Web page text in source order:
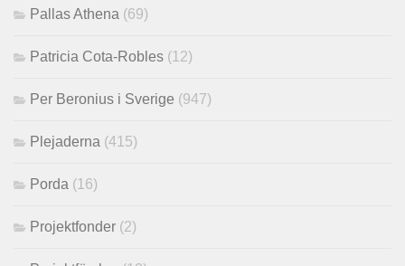
Pallas Athena (69)
Patricia Cota-Robles (12)
Per Beronius i Sverige (947)
Plejaderna (415)
Porda (16)
Projektfonder (2)